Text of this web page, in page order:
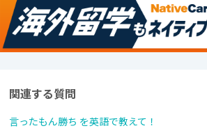
関連する質問
言ったもん勝ち を英語で教えて！